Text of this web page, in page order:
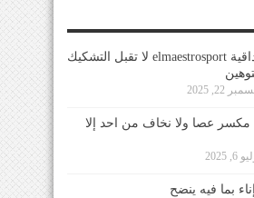
مصداقية elmaestrosport لا تقبل التشكيك
22, 2025
مكسر عصا ولا نخاف من احد إلا
6, 2025
بما فيه ينضح